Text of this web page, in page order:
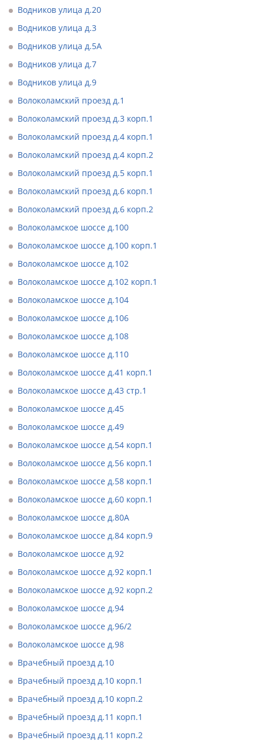
Водников улица д.20
Водников улица д.3
Водников улица д.5А
Водников улица д.7
Водников улица д.9
Волоколамский проезд д.1
Волоколамский проезд д.3 корп.1
Волоколамский проезд д.4 корп.1
Волоколамский проезд д.4 корп.2
Волоколамский проезд д.5 корп.1
Волоколамский проезд д.6 корп.1
Волоколамский проезд д.6 корп.2
Волоколамское шоссе д.100
Волоколамское шоссе д.100 корп.1
Волоколамское шоссе д.102
Волоколамское шоссе д.102 корп.1
Волоколамское шоссе д.104
Волоколамское шоссе д.106
Волоколамское шоссе д.108
Волоколамское шоссе д.110
Волоколамское шоссе д.41 корп.1
Волоколамское шоссе д.43 стр.1
Волоколамское шоссе д.45
Волоколамское шоссе д.49
Волоколамское шоссе д.54 корп.1
Волоколамское шоссе д.56 корп.1
Волоколамское шоссе д.58 корп.1
Волоколамское шоссе д.60 корп.1
Волоколамское шоссе д.80А
Волоколамское шоссе д.84 корп.9
Волоколамское шоссе д.92
Волоколамское шоссе д.92 корп.1
Волоколамское шоссе д.92 корп.2
Волоколамское шоссе д.94
Волоколамское шоссе д.96/2
Волоколамское шоссе д.98
Врачебный проезд д.10
Врачебный проезд д.10 корп.1
Врачебный проезд д.10 корп.2
Врачебный проезд д.11 корп.1
Врачебный проезд д.11 корп.2